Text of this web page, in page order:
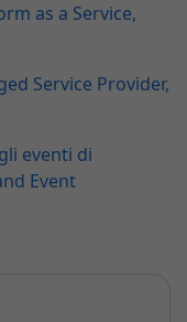
as a Service,
Service Provider,
eventi di
Event